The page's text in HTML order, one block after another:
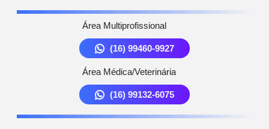
Área Multiprofissional
(16) 99460-9927
Área Médica/Veterinária
(16) 99132-6075